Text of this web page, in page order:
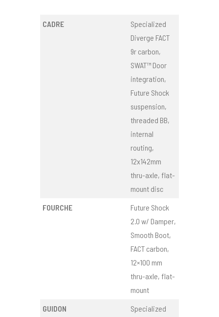
CADRE
Specialized
Diverge FACT
9r carbon,
SWAT™ Door
integration,
Future Shock
suspension,
threaded BB,
internal
routing,
12x142mm
thru-axle, flat-
mount disc
FOURCHE
Future Shock
2.0 w/ Damper,
Smooth Boot,
FACT carbon,
12×100 mm
thru-axle, flat-
mount
GUIDON
Specialized